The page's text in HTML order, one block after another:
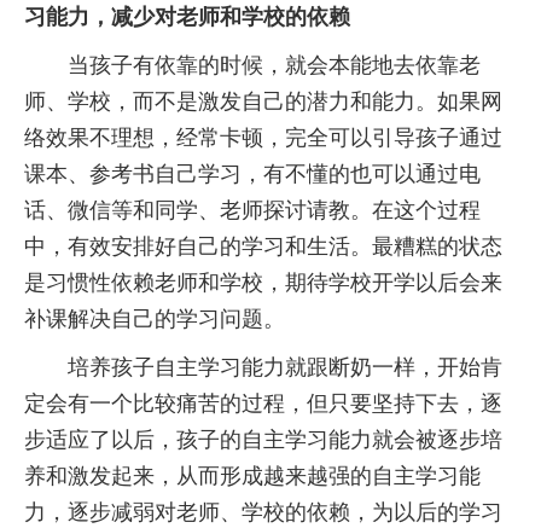
习能力，减少对老师和学校的依赖
当孩子有依靠的时候，就会本能地去依靠老
师、学校，而不是激发自己的潜力和能力。如果网
络效果不理想，经常卡顿，完全可以引导孩子通过
课本、参考书自己学习，有不懂的也可以通过电
话、微信等和同学、老师探讨请教。在这个过程
中，有效安排好自己的学习和生活。最糟糕的状态
是习惯性依赖老师和学校，期待学校开学以后会来
补课解决自己的学习问题。
培养孩子自主学习能力就跟断奶一样，开始肯
定会有一个比较痛苦的过程，但只要坚持下去，逐
步适应了以后，孩子的自主学习能力就会被逐步培
养和激发起来，从而形成越来越强的自主学习能
力，逐步减弱对老师、学校的依赖，为以后的学习